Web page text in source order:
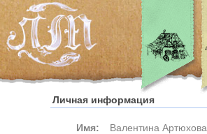
Личная информация
Имя:
Валентина Артюхова